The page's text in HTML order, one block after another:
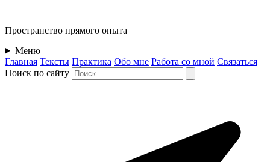
Пространство прямого опыта
Меню
Главная Тексты Практика Обо мне Работа со мной Связаться
Поиск по сайту